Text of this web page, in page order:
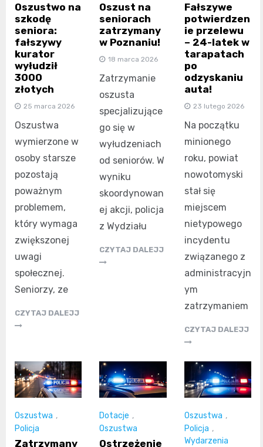
Oszustwo na
szkodę
seniora:
fałszywy
kurator
wyłudził
3000
złotych
25 marca 2026
Oszustwa
wymierzone w
osoby starsze
pozostają
poważnym
problemem,
który wymaga
zwiększonej
uwagi
społecznej.
Seniorzy, ze
CZYTAJ DALEJJ
Oszust na
seniorach
zatrzymany
w Poznaniu!
18 marca 2026
Zatrzymanie
oszusta
specjalizujące
go się w
wyłudzeniach
od seniorów. W
wyniku
skoordynowan
ej akcji, policja
z Wydziału
CZYTAJ DALEJJ
Fałszywe
potwierdzen
ie przelewu
– 24-latek w
tarapatach
po
odzyskaniu
auta!
23 lutego 2026
Na początku
minionego
roku, powiat
nowotomyski
stał się
miejscem
nietypowego
incydentu
związanego z
administracyjn
ym
zatrzymaniem
CZYTAJ DALEJJ
Oszustwa ,
Policja
Zatrzymany
Dotacje ,
Oszustwa
Ostrzeżenie
Oszustwa ,
Policja ,
Wydarzenia